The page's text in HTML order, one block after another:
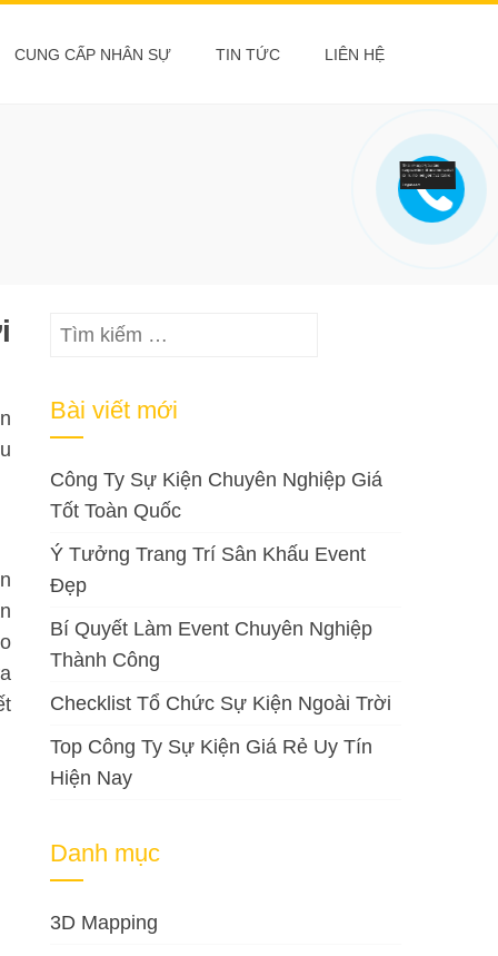
CUNG CẤP NHÂN SỰ TIN TỨC LIÊN HỆ
Tìm
Bài viết mới
Công Ty Sự Kiện Chuyên Nghiệp Giá
Tốt Toàn Quốc
Ý Tưởng Trang Trí Sân Khấu Event
Đẹp
Bí Quyết Làm Event Chuyên Nghiệp
Thành Công
Checklist Tổ Chức Sự Kiện Ngoài Trời
Top Công Ty Sự Kiện Giá Rẻ Uy Tín
Hiện Nay
Danh mục
3D Mapping